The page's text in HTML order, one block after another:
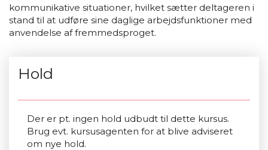
kommunikative situationer, hvilket sætter deltageren i
stand til at udføre sine daglige arbejdsfunktioner med
anvendelse af fremmedsproget.
Hold
Der er pt. ingen hold udbudt til dette kursus.
Brug evt. kursusagenten for at blive adviseret
om nye hold.